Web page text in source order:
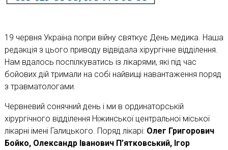
19 червня Україна попри війну святкує День медика. Наша
редакція з цього приводу відвідала хірургічне відділення.
Нам вдалось поспілкуватись із лікарями, які під час
бойових дій тримали на собі найвищі навантаження поряд
з травматологами.
Червневий сонячний день і ми в ординаторській
хірургічного відділення Ніжинської центральної міської
лікарні імені Галицького. Поряд лікарі:Олег Григорович
Бойко, Олександр Іванович П’ятковський, Ігор